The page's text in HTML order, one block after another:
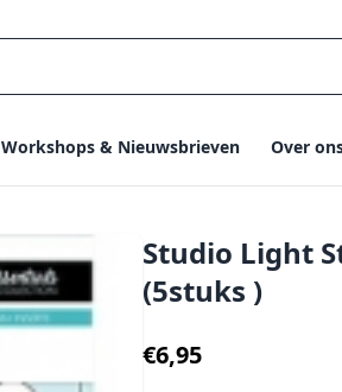
Workshops & Nieuwsbrieven Over
Studio Light
(5stuks )
€6,95